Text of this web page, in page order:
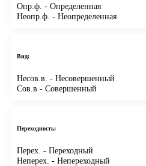
Опр.ф. - Определенная
Неопр.ф. - Неопределенная
Вид:
Несов.в. - Несовершенный
Сов.в - Совершенный
Переходность:
Перех. - Переходный
Неперех. - Непереходный